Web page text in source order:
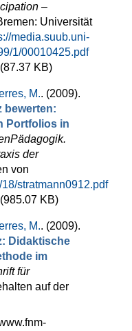
–
Universität
media.suub.uni-
1/00010425.pdf
(87.37 KB)
M.. (2009).
bewerten:
Portfolios in
der
von
stratmann0912.pdf
(985.07 KB)
M.. (2009).
Didaktische
im
für
auf der